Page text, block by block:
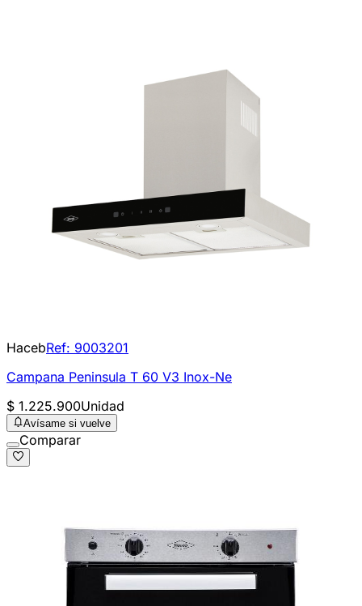
HacebRef: 9003201
Campana Peninsula T 60 V3 Inox-Ne
$ 1.225.900Unidad
Avísame si vuelve
Comparar